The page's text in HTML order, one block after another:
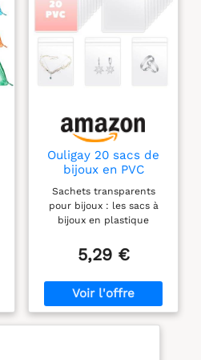
Ouligay 20 sacs de
bijoux en PVC
transparent, sacs en
plastique
transparent anti-
oxydation,
bijoux avec
Sachets transparents
pour bijoux : les sacs à
bijoux en plastique
de couleur transparente,
de sorte que vous pouvez
à l'intérieur et les trouver
rapidement, et les sacs à
5,29 €